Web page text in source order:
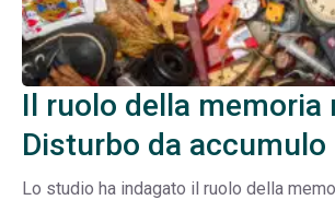
Il ruolo della memoria
Disturbo da accumulo
Lo studio ha indagato il ruolo della